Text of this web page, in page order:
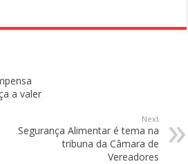
a valer
Next
Segurança Alimentar é tema na
tribuna da Câmara de
Vereadores